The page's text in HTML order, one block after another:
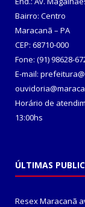
Bairro: Centro
Maracanã – PA
CEP: 68710-000
Fone: (91) 98628-
E-mail:
Horário de
13:00hs
ÚLTIMAS
Resex Maracanã